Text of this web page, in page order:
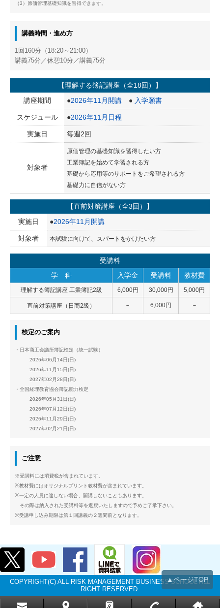
（3）原価管理基礎知識を習得できます。
講義時間・進め方
1回160分（18:20～21:00）
講義75分／休憩10分／講義75分
【理解する簿記講座（全18回）】
講座期間
●2026年11月開講 ● 入学願書
スケジュール ●2026年11月日程
実施日 毎週2回
対象者
原価管理の基礎知識を習得したい方
工業簿記を始めて学習される方
基礎から応用等のサポートをご希望される方
基礎力に自信がない方
【直前対策講座（全3回）】
実施日
●2026年11月開講
対象者 本試験に向けて、スパートをかけたい方
受講料
学 科
入学金 受講料 教材費
理解する簿記講座 工業簿記2級 6,000円 30,000円 5,000円
直前対策講座（日商2級 ） － 6,000円 －
検定のご案内
・日本商工会議所簿記検定（統一試験）
2026年06月14日(日)
2026年11月15日(日)
2027年02月28日(日)
・全国経理教育協会簿記能力検定
2026年05月31日(日)
2026年07月12日(日)
2026年11月29日(日)
2027年02月21日(日)
ご注意
※受講料には消費税が含まれています。
※教材費にはオリジナルプリント教材費が含まれています。
※一定の人員に達しない場合、開講しないこともあります。
その際は納入された受講料等を返戻いたしますので予めご了承下さい。
※受講申し込み期限は第１回講義の２週間前となります。
▲ページTOP
COPYRIGHT(C) ALL RISK MANAGEMENT BUSINESS SCHOOL ALL
RIGHT RESERVED.